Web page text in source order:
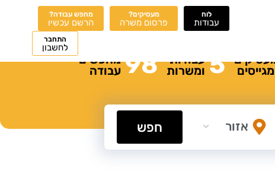
לוח
עבודות
מעסיקים?
פרסום משרה
מחפש עבודה?
הרשם עכשיו
התחבר
לחשבון
5 עבודות
ומשרות 98 מחפשים
עבודה
חפש